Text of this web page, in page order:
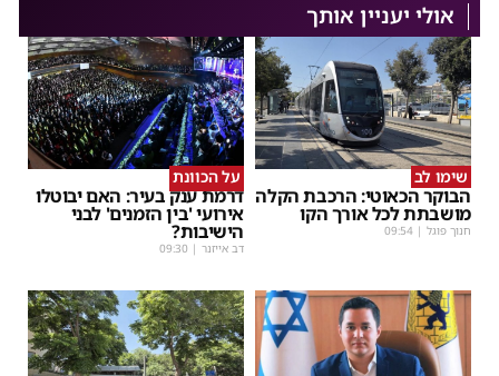
אולי יעניין אותך
שימו לב
הבוקר הכאוטי: הרכבת הקלה
מושבתת לכל אורך הקו
חנוך פוגל |
09:54
על הכוונת
דרמת ענק בעיר: האם יבוטלו
אירועי 'בין הזמנים' לבני
הישיבות?
דב אייזנר |
09:30